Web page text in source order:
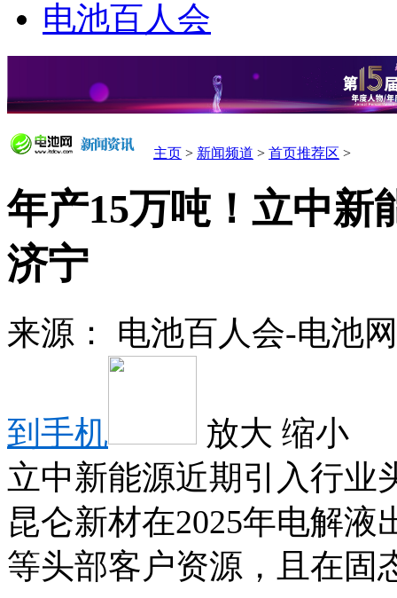
电池百人会
主页 > 新闻频道 > 首页推荐区 >
年产15万吨！立中新
济宁
来源： 电池百人会-电池
到手机 放大 缩小
立中新能源近期引入行业
昆仑新材在2025年电解
等头部客户资源，且在固